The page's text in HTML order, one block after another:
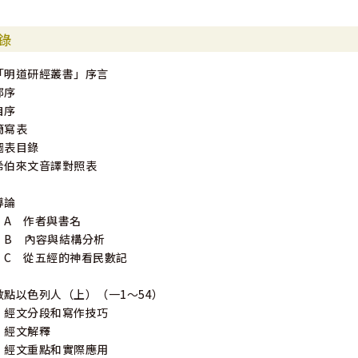
明道研經叢書」序言
序
序
寫表
表目錄
伯來文音譯對照表
論
作者與書名
內容與結構分析
從五經的神看民數記
點以色列人（上）（一1～54）
文分段和寫作技巧
文解釋
文重點和實際應用